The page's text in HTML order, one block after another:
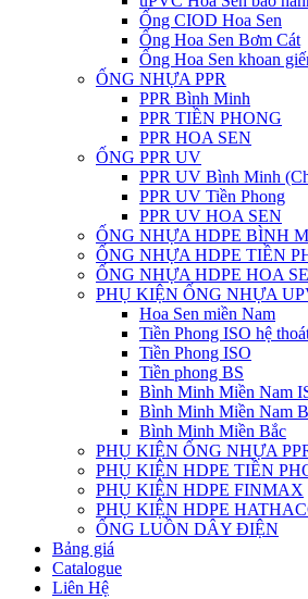
Ống CIOD Hoa Sen
Ống Hoa Sen Bơm Cát
Ống Hoa Sen khoan
ỐNG NHỰA PPR
PPR Bình Minh
PPR TIỀN PHONG
PPR HOA SEN
ỐNG PPR UV
PPR UV Bình Minh
PPR UV Tiền Phong
PPR UV HOA SEN
ỐNG NHỰA HDPE BÌNH
ỐNG NHỰA HDPE TIỀN
ỐNG NHỰA HDPE HOA
PHỤ KIỆN ỐNG NHỰA
Hoa Sen miền Nam
Tiền Phong ISO hệ
Tiền Phong ISO
Tiền phong BS
Bình Minh Miền Nam
Bình Minh Miền Nam
Bình Minh Miền Bắc
PHỤ KIỆN ỐNG NHỰA
PHỤ KIỆN HDPE TIỀN
PHỤ KIỆN HDPE FINMAX
PHỤ KIỆN HDPE
ỐNG LUỒN DÂY ĐIỆN
Bảng giá
Catalogue
Liên Hệ